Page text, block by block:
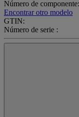
Número de componente:
Encontrar otro modelo
GTIN:
Número de serie :